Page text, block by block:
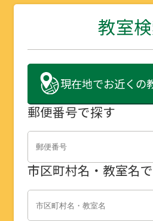
教室
現在地でお近くの
郵便番号で探す
市区町村名・教室名